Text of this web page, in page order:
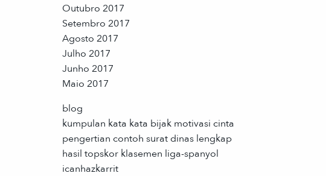
Outubro 2017
Setembro 2017
Agosto 2017
Julho 2017
Junho 2017
Maio 2017
blog
kumpulan kata kata bijak motivasi cinta
pengertian contoh surat dinas lengkap
hasil topskor klasemen liga-spanyol
icanhazkarrit